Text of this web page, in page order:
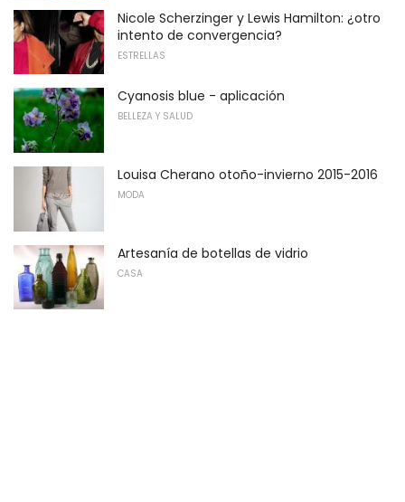
Nicole Scherzinger y Lewis Hamilton: ¿otro
intento de convergencia?
ESTRELLAS
Cyanosis blue - aplicación
BELLEZA Y SALUD
Louisa Cherano otoño-invierno 2015-2016
MODA
Artesanía de botellas de vidrio
CASA